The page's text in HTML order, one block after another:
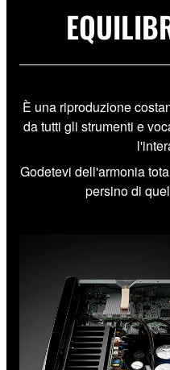
È una riproduzione
da tutti gli strumenti e
Godetevi dell'armonia
persino di